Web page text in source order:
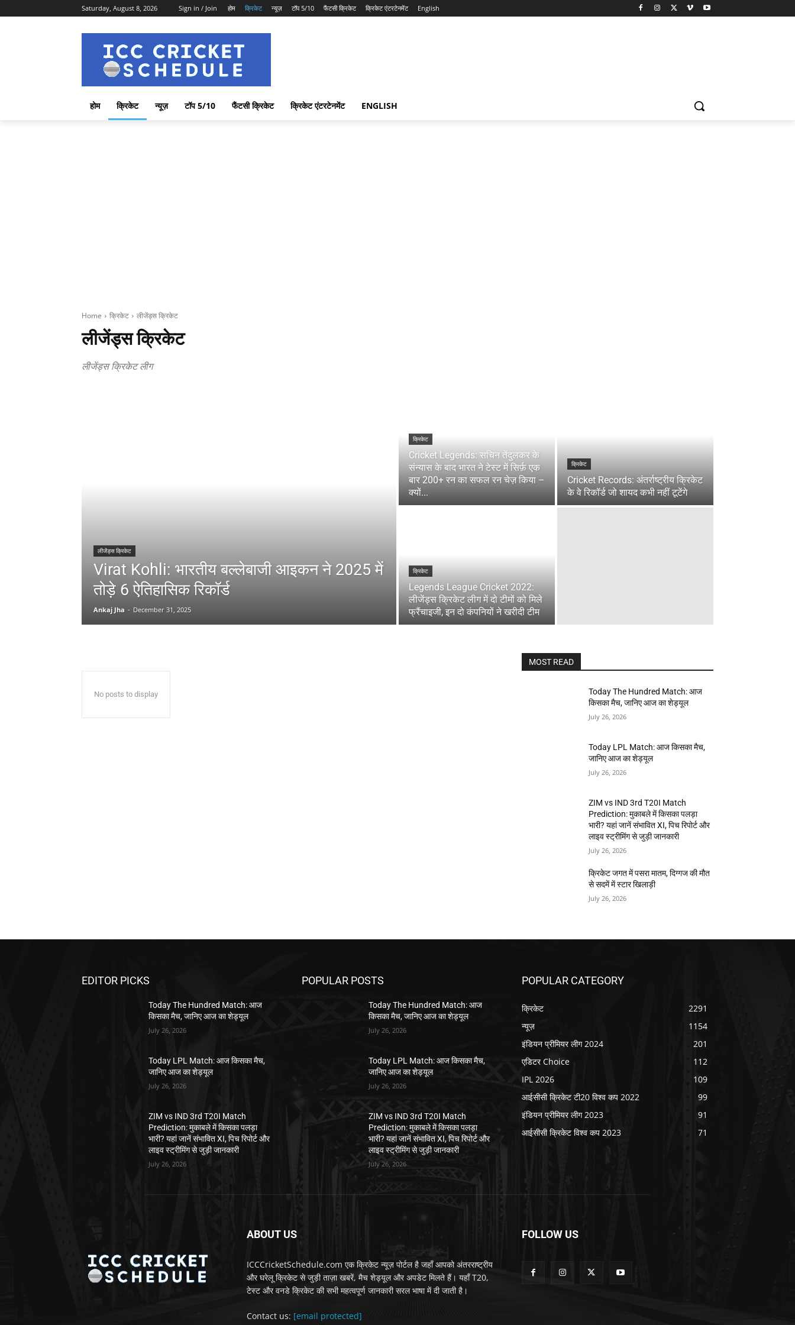
Saturday, August 8, 2026 Sign in / Join होम क्रिकेट न्यूज़ टॉप 5/10 फैंटसी क्रिकेट क्रिकेट एंटरटेनमेंट English
होम क्रिकेट न्यूज़ टॉप 5/10 फैंटसी क्रिकेट क्रिकेट एंटरटेनमेंट ENGLISH
Home क्रिकेट लीजेंड्स क्रिकेट
लीजेंड्स क्रिकेट
लीजेंड्स क्रिकेट लीग
लीजेंड्स क्रिकेट
Virat Kohli: भारतीय बल्लेबाजी आइकन ने 2025 में
तोड़े 6 ऐतिहासिक रिकॉर्ड
Ankaj Jha - December 31, 2025
क्रिकेट
Cricket Legends: सचिन तेंदुलकर के
संन्यास के बाद भारत ने टेस्ट में सिर्फ़ एक
बार 200+ रन का सफल रन चेज़ किया –
क्यों...
क्रिकेट
Cricket Records: अंतर्राष्ट्रीय क्रिकेट
के वे रिकॉर्ड जो शायद कभी नहीं टूटेंगे
क्रिकेट
Legends League Cricket 2022:
लीजेंड्स क्रिकेट लीग में दो टीमों को मिले
फ्रैंचाइजी, इन दो कंपनियों ने खरीदी टीम
No posts to display
MOST READ
Today The Hundred Match: आज
किसका मैच, जानिए आज का शेड्यूल
July 26, 2026
Today LPL Match: आज किसका मैच,
जानिए आज का शेड्यूल
July 26, 2026
ZIM vs IND 3rd T20I Match
Prediction: मुकाबले में किसका पलड़ा
भारी? यहां जानें संभावित XI, पिच रिपोर्ट और
लाइव स्ट्रीमिंग से जुड़ी जानकारी
July 26, 2026
क्रिकेट जगत में पसरा मातम, दिग्गज की मौत
से सदमें में स्टार खिलाड़ी
July 26, 2026
EDITOR PICKS
Today The Hundred Match: आज
किसका मैच, जानिए आज का शेड्यूल
July 26, 2026
Today LPL Match: आज किसका मैच,
जानिए आज का शेड्यूल
July 26, 2026
ZIM vs IND 3rd T20I Match
Prediction: मुकाबले में किसका पलड़ा
भारी? यहां जानें संभावित XI, पिच रिपोर्ट और
लाइव स्ट्रीमिंग से जुड़ी जानकारी
July 26, 2026
POPULAR POSTS
Today The Hundred Match: आज
किसका मैच, जानिए आज का शेड्यूल
July 26, 2026
Today LPL Match: आज किसका मैच,
जानिए आज का शेड्यूल
July 26, 2026
ZIM vs IND 3rd T20I Match
Prediction: मुकाबले में किसका पलड़ा
भारी? यहां जानें संभावित XI, पिच रिपोर्ट और
लाइव स्ट्रीमिंग से जुड़ी जानकारी
July 26, 2026
POPULAR CATEGORY
क्रिकेट
2291
न्यूज़
1154
इंडियन प्रीमियर लीग 2024
201
एडिटर Choice
112
IPL 2026
109
आईसीसी क्रिकेट टी20 विश्व कप 2022
99
इंडियन प्रीमियर लीग 2023
91
आईसीसी क्रिकेट विश्व कप 2023
71
ABOUT US
ICCCricketSchedule.com एक क्रिकेट न्यूज़ पोर्टल है जहाँ आपको अंतरराष्ट्रीय
और घरेलू क्रिकेट से जुड़ी ताज़ा खबरें, मैच शेड्यूल और अपडेट मिलते हैं। यहाँ T20,
टेस्ट और वनडे क्रिकेट की सभी महत्वपूर्ण जानकारी सरल भाषा में दी जाती है।
Contact us: [email protected]
FOLLOW US